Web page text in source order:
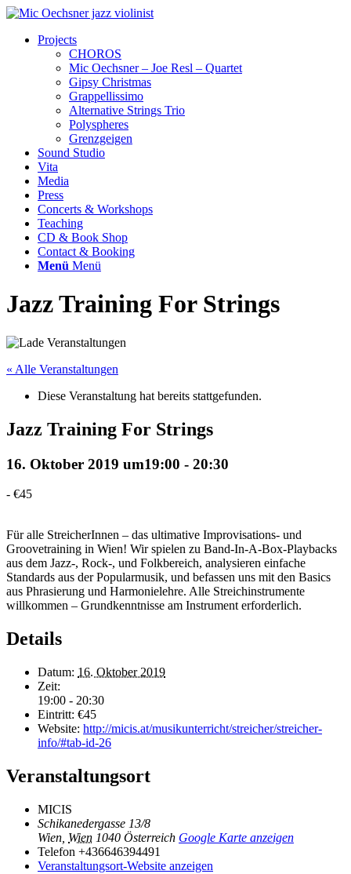
Projects
CHOROS
Mic Oechsner – Joe Resl – Quartet
Gipsy Christmas
Grappellissimo
Alternative Strings Trio
Polyspheres
Grenzgeigen
Sound Studio
Vita
Media
Press
Concerts & Workshops
Teaching
CD & Book Shop
Contact & Booking
Menü Menü
Jazz Training For Strings
« Alle Veranstaltungen
Diese Veranstaltung hat bereits stattgefunden.
Jazz Training For Strings
16. Oktober 2019 um19:00 - 20:30
- €45
Für alle StreicherInnen – das ultimative Improvisations- und
Groovetraining in Wien! Wir spielen zu Band-In-A-Box-Playbacks
aus dem Jazz-, Rock-, und Folkbereich, analysieren einfache
Standards aus der Popularmusik, und befassen uns mit den Basics
aus Phrasierung und Harmonielehre. Alle Streichinstrumente
willkommen – Grundkenntnisse am Instrument erforderlich.
Details
Datum: 16. Oktober 2019
Zeit:
19:00 - 20:30
Eintritt: €45
Website: http://micis.at/musikunterricht/streicher/streicher-
info/#tab-id-26
Veranstaltungsort
MICIS
Schikanedergasse 13/8
Wien Wien 1040 Österreich Google Karte anzeigen
Telefon +436646394491
Veranstaltungsort-Website anzeigen